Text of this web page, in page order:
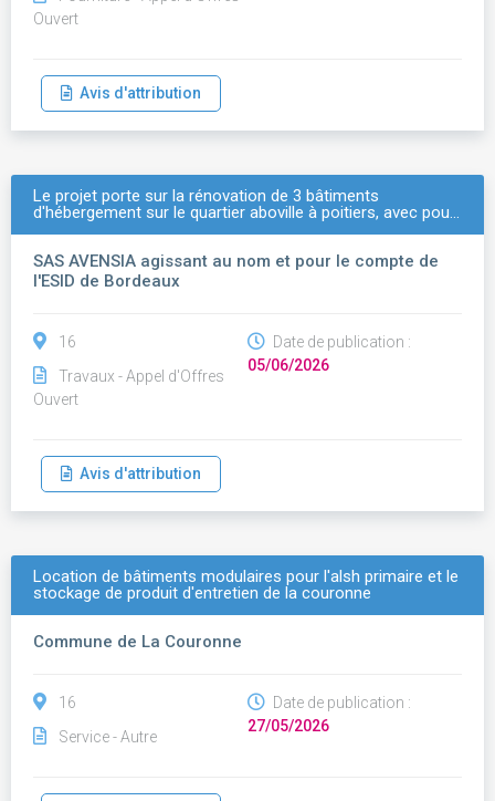
Ouvert
Avis d'attribution
Le projet porte sur la rénovation de 3 bâtiments
d'hébergement sur le quartier aboville à poitiers, avec pou…
SAS AVENSIA agissant au nom et pour le compte de
l'ESID de Bordeaux
16
Travaux - Appel d'Offres
Ouvert
Date de publication :
05/06/2026
Avis d'attribution
Location de bâtiments modulaires pour l'alsh primaire et le
stockage de produit d'entretien de la couronne
Commune de La Couronne
16
Service - Autre
Date de publication :
27/05/2026